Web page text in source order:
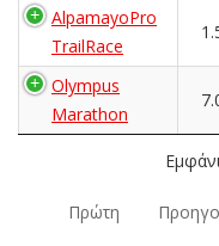
AlpamayoPro
TrailRace
Olympus
Marathon
Πρώτη